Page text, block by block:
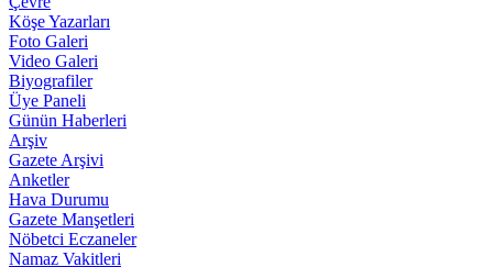
Köşe Yazarları
Foto Galeri
Video Galeri
Biyografiler
Üye Paneli
Günün Haberleri
Arşiv
Gazete Arşivi
Anketler
Hava Durumu
Gazete Manşetleri
Nöbetci Eczaneler
Namaz Vakitleri